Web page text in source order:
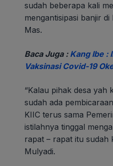
sudah beberapa kali
mengantisipasi banjir
Mas.
Baca Juga : Kang Ibe :
Vaksinasi Covid-19
“Kalau pihak desa yah
sudah ada
KIIC terus sama
istilahnya tinggal
rapat – rapat itu sudah
Mulyadi.